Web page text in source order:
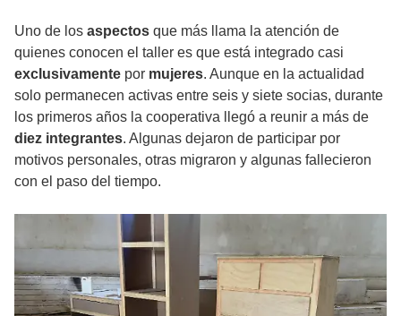
Uno de los aspectos que más llama la atención de
quienes conocen el taller es que está integrado casi
exclusivamente por mujeres. Aunque en la actualidad
solo permanecen activas entre seis y siete socias, durante
los primeros años la cooperativa llegó a reunir a más de
diez integrantes. Algunas dejaron de participar por
motivos personales, otras migraron y algunas fallecieron
con el paso del tiempo.